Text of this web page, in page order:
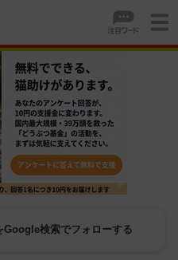
Google検索でフォローする